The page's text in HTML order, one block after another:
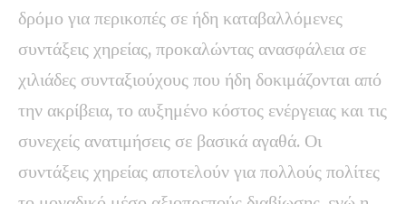
δρόμο για περικοπές σε ήδη καταβαλλόμενες
συντάξεις χηρείας, προκαλώντας ανασφάλεια σε
χιλιάδες συνταξιούχους που ήδη δοκιμάζονται από
την ακρίβεια, το αυξημένο κόστος ενέργειας και τις
συνεχείς ανατιμήσεις σε βασικά αγαθά. Οι
συντάξεις χηρείας αποτελούν για πολλούς πολίτες